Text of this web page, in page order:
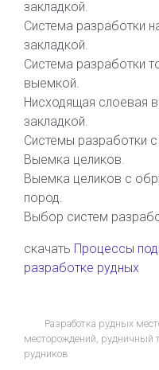
закладкой.
Система разработки
закладкой.
Система разработки
выемкой.
Нисходящая слоевая
закладкой.
Системы разработки
Выемка целиков.
Выемка целиков с
пород.
Выбор систем
скачать Процессы
разработке рудных
Разработка рудных
месторождений, рудничный
рудников